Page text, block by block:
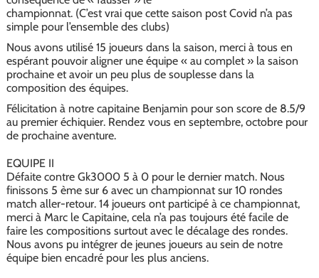
championnat. (C’est vrai que cette saison post Covid n’a pas
simple pour l’ensemble des clubs)
Nous avons utilisé 15 joueurs dans la saison, merci à tous en
espérant pouvoir aligner une équipe « au complet » la saison
prochaine et avoir un peu plus de souplesse dans la
composition des équipes.
Félicitation à notre capitaine Benjamin pour son score de 8.5/9
au premier échiquier. Rendez vous en septembre, octobre pour
de prochaine aventure.
EQUIPE II
Défaite contre Gk3000 5 à 0 pour le dernier match. Nous
finissons 5 ème sur 6 avec un championnat sur 10 rondes
match aller-retour. 14 joueurs ont participé à ce championnat,
merci à Marc le Capitaine, cela n’a pas toujours été facile de
faire les compositions surtout avec le décalage des rondes.
Nous avons pu intégrer de jeunes joueurs au sein de notre
équipe bien encadré pour les plus anciens.